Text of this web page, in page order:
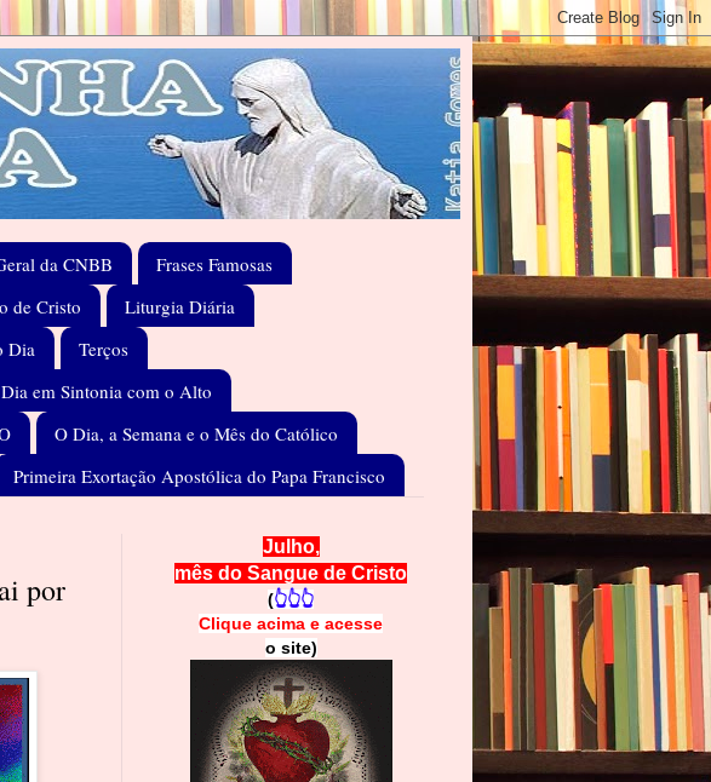
da CNBB
Frases Famosas
de Cristo
Liturgia Diária
Dia
Terços
em Sintonia com o Alto
O Dia, a Semana e o Mês do Católico
Primeira Exortação Apostólica do Papa Francisco
por
Julho,
mês do Sangue de Cristo
(👆👆👆
Clique acima e acesse
o site)